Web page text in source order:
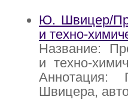
Ю. Швицер/
и техно-
Название:
и техно-
Аннотация:
Швицера,